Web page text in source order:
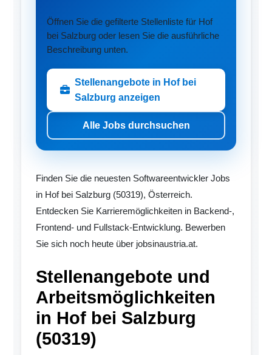
Öffnen Sie die gefilterte Stellenliste für Hof
bei Salzburg oder lesen Sie die ausführliche
Beschreibung unten.
Stellenangebote in Hof bei
Salzburg anzeigen
Alle Jobs durchsuchen
Finden Sie die neuesten Softwareentwickler Jobs
in Hof bei Salzburg (50319), Österreich.
Entdecken Sie Karrieremöglichkeiten in Backend-,
Frontend- und Fullstack-Entwicklung. Bewerben
Sie sich noch heute über jobsinaustria.at.
Stellenangebote und
Arbeitsmöglichkeiten
in Hof bei Salzburg
(50319)